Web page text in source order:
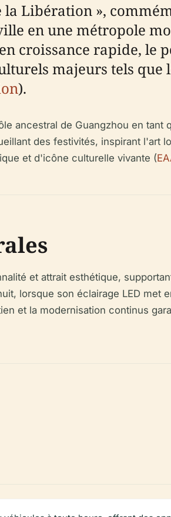
la Libération »,
en une métropole
croissance rapide, le
majeurs tels que
).
ancestral de Guangzhou en tant
des festivités, inspirant l'art
et d'icône culturelle vivante (
et attrait esthétique,
lorsque son éclairage LED met
et la modernisation continus